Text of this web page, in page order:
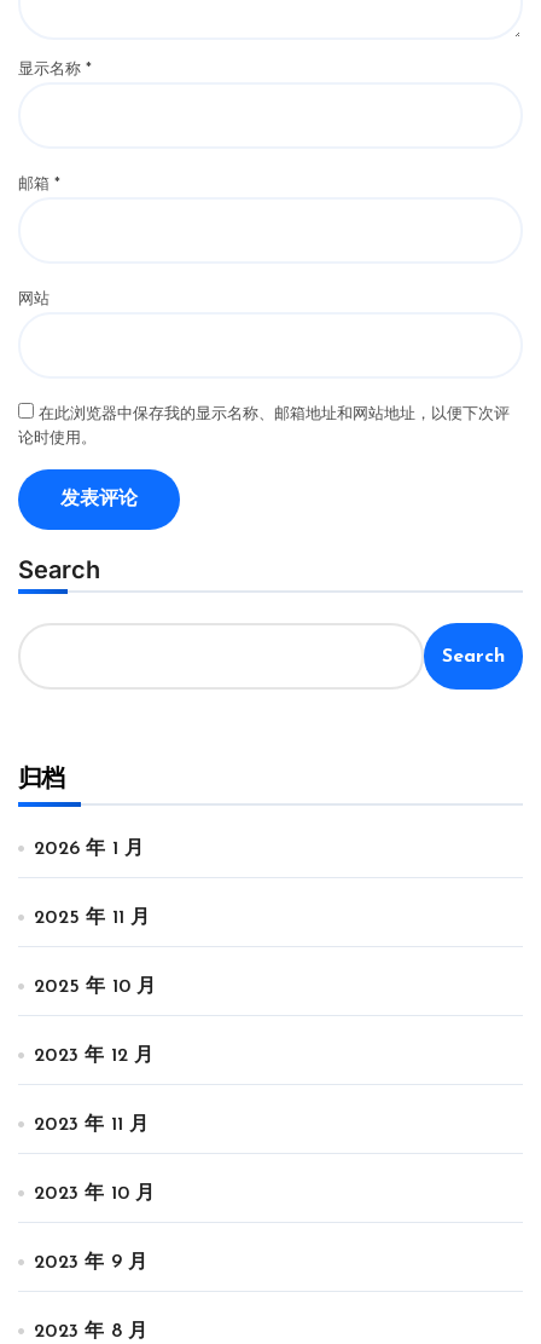
显示名称 *
邮箱 *
网站
在此浏览器中保存我的显示名称、邮箱地址和网站地址，以便下次评
论时使用。
Search
Search
归档
2026 年 1 月
2025 年 11 月
2025 年 10 月
2023 年 12 月
2023 年 11 月
2023 年 10 月
2023 年 9 月
2023 年 8 月